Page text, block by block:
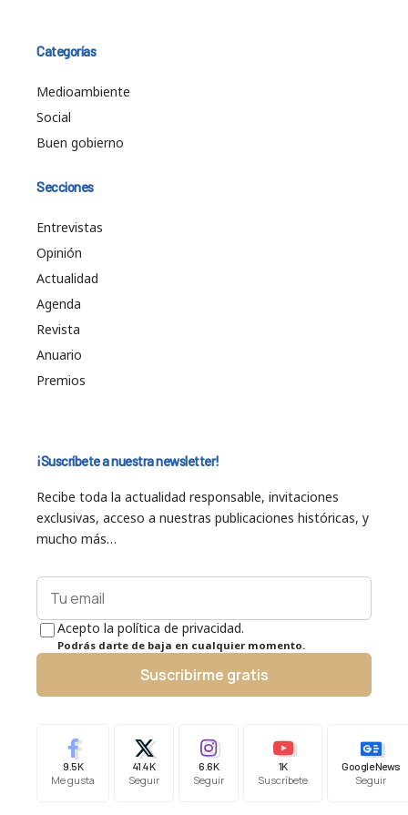
Categorías
Medioambiente
Social
Buen gobierno
Secciones
Entrevistas
Opinión
Actualidad
Agenda
Revista
Anuario
Premios
¡Suscríbete a nuestra newsletter!
Recibe toda la actualidad responsable, invitaciones
exclusivas, acceso a nuestras publicaciones históricas, y
mucho más…
Acepto la política de privacidad.
Podrás darte de baja en cualquier momento.
Suscribirme gratis
9.5K
Me gusta
41.4K
Seguir
6.6K
Seguir
1K
Suscríbete
Google News
Seguir